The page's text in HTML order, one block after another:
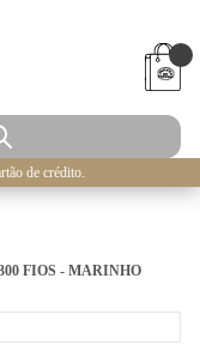
de crédito.
FIOS - MARINHO